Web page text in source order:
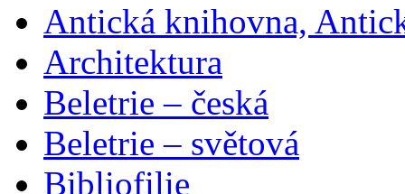
Antická knihovna,
Architektura
Beletrie – česká
Beletrie – světová
Bibliofilie